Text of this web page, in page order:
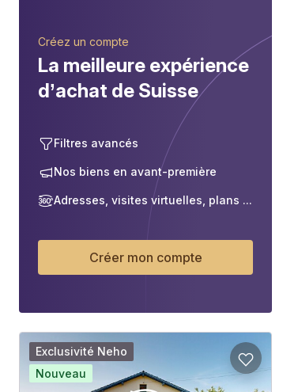
Créez un compte
La meilleure expérience
d’achat de Suisse
Filtres avancés
Nos biens en avant-première
Adresses, visites virtuelles, plans ...
Créer mon compte
Exclusivité Neho
Nouveau